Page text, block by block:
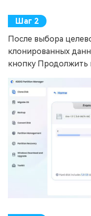
После выбора
клонированных
кнопку Продолжить